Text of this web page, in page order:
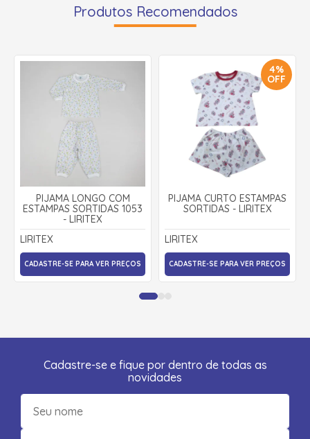
Produtos Recomendados
PIJAMA LONGO COM
ESTAMPAS SORTIDAS 1053
- LIRITEX
LIRITEX
CADASTRE-SE PARA VER PREÇOS
4%
OFF
PIJAMA CURTO ESTAMPAS
SORTIDAS - LIRITEX
LIRITEX
CADASTRE-SE PARA VER PREÇOS
Cadastre-se e fique por dentro de todas as
novidades